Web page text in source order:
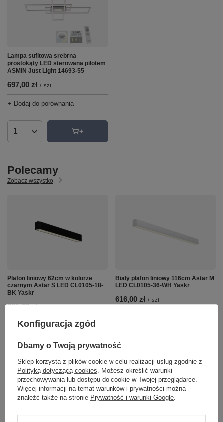
Lampa sufitowa srebrna
prostokąty LED sterowana pilotem
ASMIN Just Light 14693-55
697,00 zł / szt.
+ Dodaj do porównania
Ilość produktów
Polecamy
Zobacz wszystko
Plafon liniowy 62cm w kolorze
czarnym Astar S LED CL0105-18-
BK Yaskr
385,00 zł
Biały plafon liniowy 116cm Astar M
LED CL0105-36-WH Yaskr
616,00 zł / szt.
Konfiguracja zgód
Dbamy o Twoją prywatność
Sklep korzysta z plików cookie w celu realizacji usług zgodnie z
Polityką dotyczącą cookies . Możesz określić warunki
przechowywania lub dostępu do cookie w Twojej przeglądarce.
Więcej informacji na temat warunków i prywatności można
znaleźć także na stronie Prywatność i warunki Google